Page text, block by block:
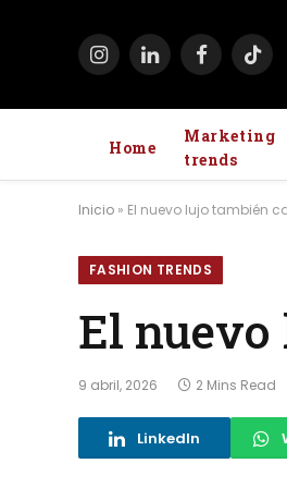
InstagramLinkedInFacebook
TikTok
Home
Marketing
trends
Inicio » El nuevo lujo también
FASHION TRENDS
El
9 abril, 2026 2 Mins Read
LinkedIn